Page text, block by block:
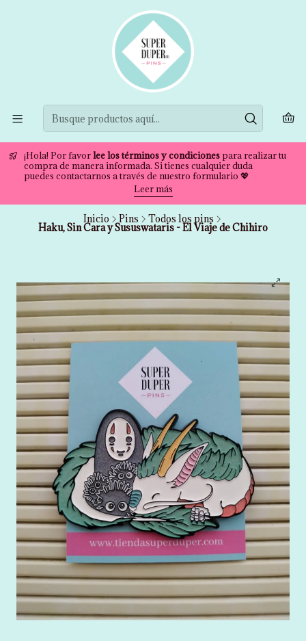
¡Hola! Por favorlee los términos y condicionespara realizar tu
compra de manera informada. Si tienes cualquier duda
puedes contactarnos a través de nuestro formulario 💖
Leer más
Inicio Pins Todos los pins
Haku, Sin Cara y Sususwataris - El Viaje de Chihiro